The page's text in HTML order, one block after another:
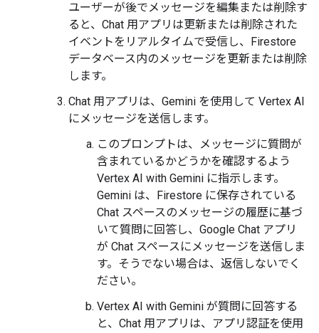
ユーザーが後でメッセージを編集または削除す
ると、Chat 用アプリは更新または削除された
イベントをリアルタイムで受信し、Firestore
データベース内のメッセージを更新または削除
します。
Chat 用アプリは、Gemini を使用して Vertex AI
にメッセージを送信します。
このプロンプトは、メッセージに質問が
含まれているかどうかを確認するよう
Vertex AI with Gemini に指示します。
Gemini は、Firestore に保存されている
Chat スペースのメッセージの履歴に基づ
いて質問に回答し、Google Chat アプリ
が Chat スペースにメッセージを送信しま
す。そうでない場合は、返信しないでく
ださい。
Vertex AI with Gemini が質問に回答する
と、Chat 用アプリは、アプリ認証を使用